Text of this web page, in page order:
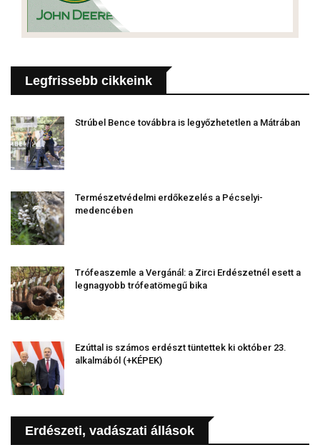
Legfrissebb cikkeink
Strúbel Bence továbbra is legyőzhetetlen a Mátrában
Természetvédelmi erdőkezelés a Pécselyi-
medencében
Trófeaszemle a Vergánál: a Zirci Erdészetnél esett a
legnagyobb trófeatömegű bika
Ezúttal is számos erdészt tüntettek ki október 23.
alkalmából (+KÉPEK)
Erdészeti, vadászati állások